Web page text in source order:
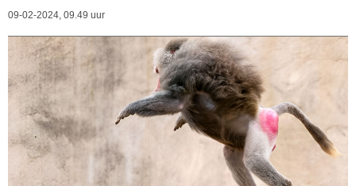
09-02-2024, 09.49 uur